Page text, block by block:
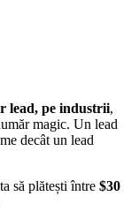
lead, pe industrii,
magic. Un lead
decât un lead
să plătești între $30